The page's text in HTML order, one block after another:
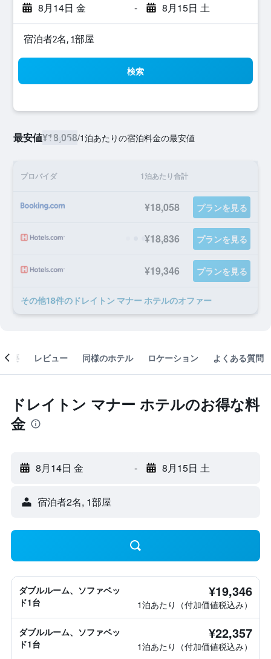
8月14日 金 - 8月15日 土
宿泊者2名, 1​部屋
検索
最安値¥18,058/1泊あたりの宿泊料金の最安値
プロバイダ 1泊あたり合計
¥18,058 プランを見る
¥18,836 プランを見る
¥19,346 プランを見る
​その他18​件のドレイトン マナー ホテルのオファー
概要 レビュー 同様のホテル ロケーション よくある質問
ドレイトン マナー ホテルのお得な料
金
8月14日 金 - 8月15日 土
宿泊者2名, 1​部屋
ダブルルーム、ソファベッ
ド1台
¥19,346
1泊あたり（付加価値税込み）
ダブルルーム、ソファベッ
ド1台
¥22,357
1泊あたり（付加価値税込み）